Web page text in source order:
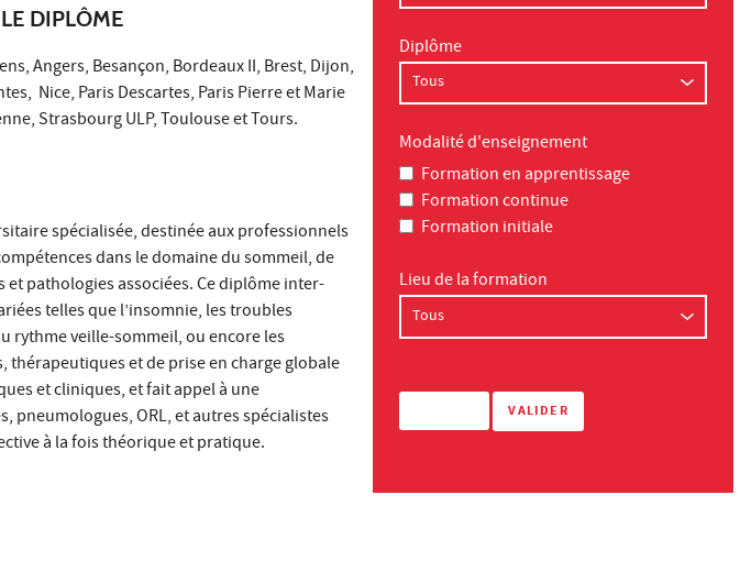
DIPLÔME
Angers, Besançon, Bordeaux II, Brest, Dijon,
Nice, Paris Descartes, Paris Pierre et Marie
Strasbourg ULP, Toulouse et Tours.
spécialisée, destinée aux professionnels
dans le domaine du sommeil, de
pathologies associées. Ce diplôme inter-
telles que l’insomnie, les troubles
rythme veille-sommeil, ou encore les
et de prise en charge globale
et cliniques, et fait appel à une
ORL, et autres spécialistes
à la fois théorique et pratique.
Diplôme
Modalité d'enseignement
Formation en apprentissage
Formation continue
Formation initiale
Lieu de la formation